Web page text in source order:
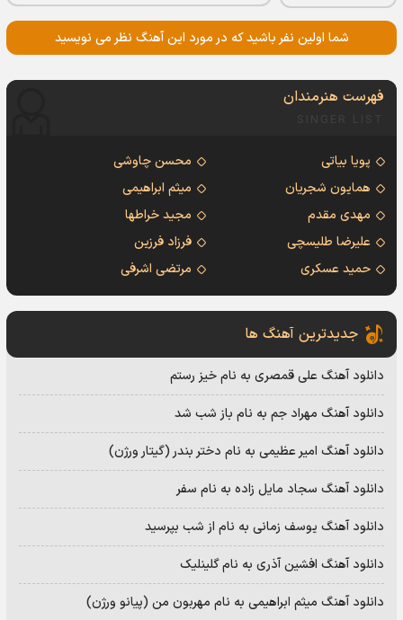
شما اولین نفر باشید که در مورد این آهنگ نظر می نویسید
فهرست هنرمندان
پویا بیاتی
محسن چاوشی
همایون شجریان
میثم ابراهیمی
مهدی مقدم
مجید خراطها
علیرضا طلیسچی
فرزاد فرزین
حمید عسکری
مرتضی اشرفی
جدیدترین آهنگ ها
دانلود آهنگ علی قمصری به نام خیز رستم
دانلود آهنگ مهراد جم به نام باز شب شد
دانلود آهنگ امیر عظیمی به نام دختر بندر (گیتار ورژن)
دانلود آهنگ سجاد مایل زاده به نام سفر
دانلود آهنگ یوسف زمانی به نام از شب بپرسید
دانلود آهنگ افشین آذری به نام گلینلیک
دانلود آهنگ میثم ابراهیمی به نام مهربون من (پیانو ورژن)